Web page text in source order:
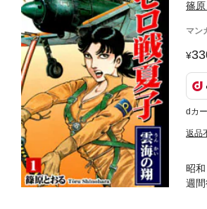
篠
マン
dカ
返品
昭
週
ま